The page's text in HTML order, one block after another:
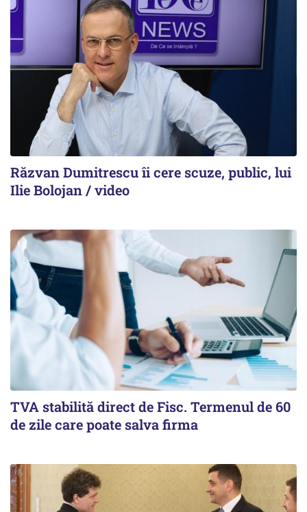
Răzvan Dumitrescu îi cere scuze, public, lui
Ilie Bolojan / video
TVA stabilită direct de Fisc. Termenul de 60
de zile care poate salva firma